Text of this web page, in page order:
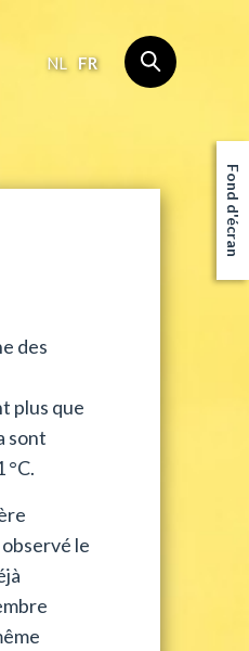
NL FR
des
plus que
sont
°C.
le
Fond d'écran